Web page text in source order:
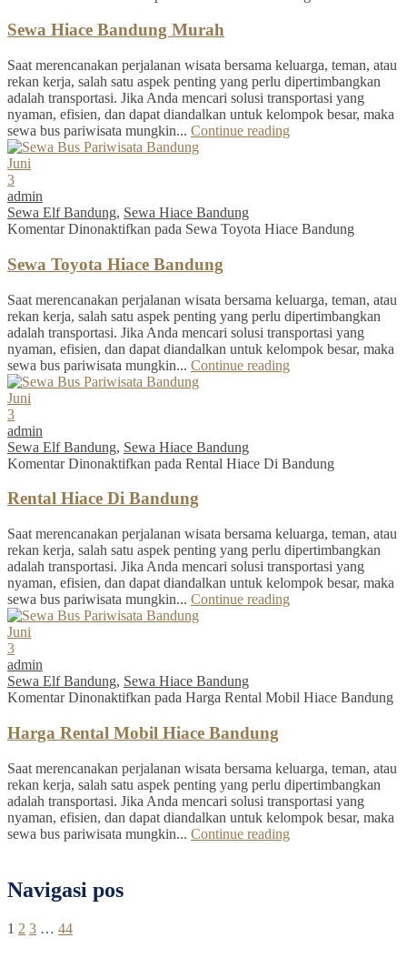
Sewa Hiace Bandung Murah
Saat merencanakan perjalanan wisata bersama keluarga, teman, atau
rekan kerja, salah satu aspek penting yang perlu dipertimbangkan
adalah transportasi. Jika Anda mencari solusi transportasi yang
nyaman, efisien, dan dapat diandalkan untuk kelompok besar, maka
sewa bus pariwisata mungkin... Continue reading
Juni
3
admin
Sewa Elf Bandung, Sewa Hiace Bandung
Komentar Dinonaktifkan pada Sewa Toyota Hiace Bandung
Sewa Toyota Hiace Bandung
Saat merencanakan perjalanan wisata bersama keluarga, teman, atau
rekan kerja, salah satu aspek penting yang perlu dipertimbangkan
adalah transportasi. Jika Anda mencari solusi transportasi yang
nyaman, efisien, dan dapat diandalkan untuk kelompok besar, maka
sewa bus pariwisata mungkin... Continue reading
Juni
3
admin
Sewa Elf Bandung, Sewa Hiace Bandung
Komentar Dinonaktifkan pada Rental Hiace Di Bandung
Rental Hiace Di Bandung
Saat merencanakan perjalanan wisata bersama keluarga, teman, atau
rekan kerja, salah satu aspek penting yang perlu dipertimbangkan
adalah transportasi. Jika Anda mencari solusi transportasi yang
nyaman, efisien, dan dapat diandalkan untuk kelompok besar, maka
sewa bus pariwisata mungkin... Continue reading
Juni
3
admin
Sewa Elf Bandung, Sewa Hiace Bandung
Komentar Dinonaktifkan pada Harga Rental Mobil Hiace Bandung
Harga Rental Mobil Hiace Bandung
Saat merencanakan perjalanan wisata bersama keluarga, teman, atau
rekan kerja, salah satu aspek penting yang perlu dipertimbangkan
adalah transportasi. Jika Anda mencari solusi transportasi yang
nyaman, efisien, dan dapat diandalkan untuk kelompok besar, maka
sewa bus pariwisata mungkin... Continue reading
Navigasi pos
1 2 3 … 44